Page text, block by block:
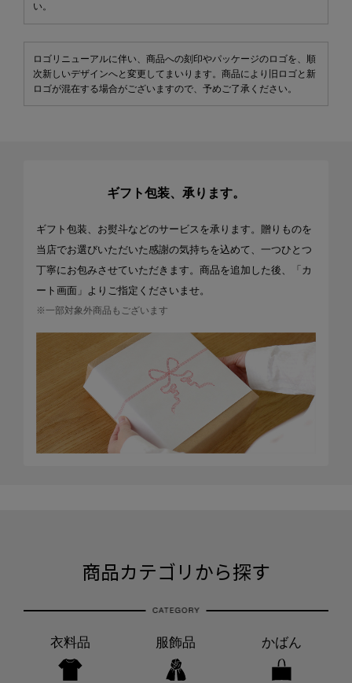
い。
ロゴリニューアルに伴い、商品への刻印やパッケージのロゴを、順
次新しいデザインへと変更してまいります。商品により旧ロゴと新
ロゴが混在する場合がございますので、予めご了承ください。
ギフト包装、承ります。
ギフト包装、お熨斗などのサービスを承ります。贈りものを
当店でお選びいただいた感謝の気持ちを込めて、一つひとつ
丁寧にお包みさせていただきます。商品を追加した後、「カ
ート画面」よりご指定くださいませ。
※一部対象外商品もございます
商品カテゴリから探す
衣料品 服飾品 かばん